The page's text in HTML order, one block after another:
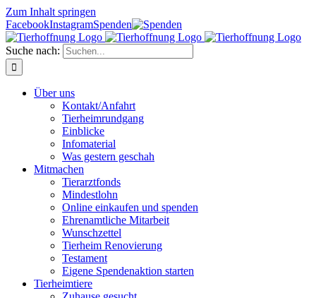
Zum Inhalt springen
FacebookInstagramSpenden
Suche nach:
Über uns
Kontakt/Anfahrt
Tierheimrundgang
Einblicke
Infomaterial
Was gestern geschah
Mitmachen
Tierarztfonds
Mindestlohn
Online einkaufen und spenden
Ehrenamtliche Mitarbeit
Wunschzettel
Tierheim Renovierung
Testament
Eigene Spendenaktion starten
Tierheimtiere